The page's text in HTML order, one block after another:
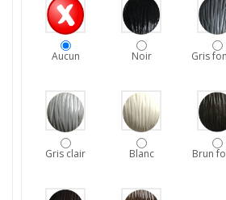
Aucun Noir Gris
Gris clair Blanc Brun